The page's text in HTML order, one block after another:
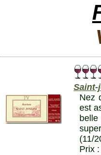
Saint-
Nez
est
(11/
Prix